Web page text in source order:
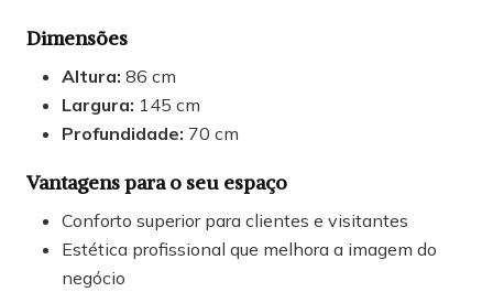
Dimensões
Altura: 86 cm
Largura: 145 cm
Profundidade: 70 cm
Vantagens para o seu espaço
Conforto superior para clientes e visitantes
Estética profissional que melhora a imagem do
negócio